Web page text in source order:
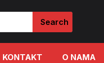
KONTAKT O NAMA